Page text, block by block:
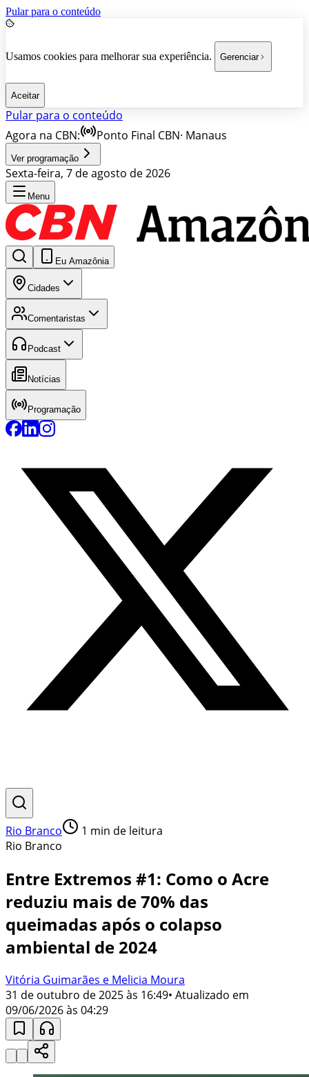
Pular para o conteúdo
Usamos cookies para melhorar sua experiência. Gerenciar
Aceitar
Pular para o conteúdo
Agora na CBN:
Ponto Final CBN· Manaus
Ver programação
Sexta-feira, 7 de agosto de 2026
Menu
Eu Amazônia
Cidades
Comentaristas
Podcast
Notícias
Programação
Rio Branco 1 min de leitura
Rio Branco
Entre Extremos #1: Como o Acre
reduziu mais de 70% das
queimadas após o colapso
ambiental de 2024
Vitória Guimarães e Melicia Moura
31 de outubro de 2025 às 16:49• Atualizado em
09/06/2026 às 04:29